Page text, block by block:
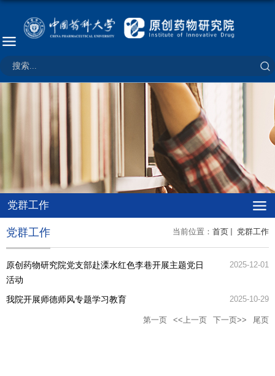
党群工作
当前位置： 首页 党群工作
党群工作
原创药物研究院党支部赴溧水红色李巷开展主题党日
活动
2025-12-01
我院开展师德师风专题学习教育 2025-10-29
第一页 <<上一页 下一页>> 尾页